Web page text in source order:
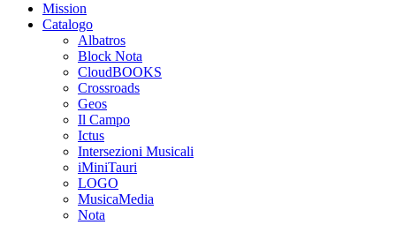
Mission
Catalogo
Albatros
Block Nota
CloudBOOKS
Crossroads
Geos
Il Campo
Ictus
Intersezioni Musicali
iMiniTauri
LOGO
MusicaMedia
Nota